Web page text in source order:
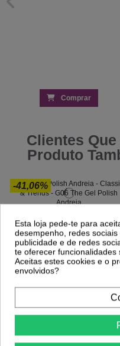
Comprar
Clientes
Produto
-41,06%
Trends - G06
4,25 €7,21 €
00d. 11:00:43
Esta loja pede-te para
desempenho, redes
publicidade e de redes
te oferecer funcionalidades
Aceitas estes cookies e o
envolvidos?